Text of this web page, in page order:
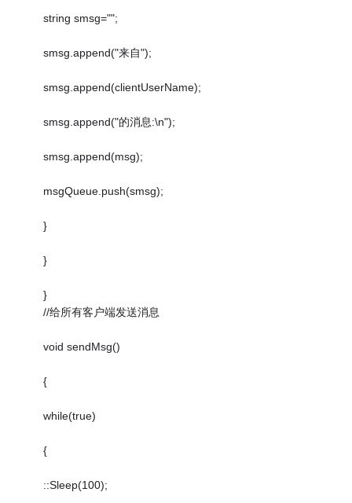
string smsg="";
smsg.append("来自");
smsg.append(clientUserName);
smsg.append("的消息:\n");
smsg.append(msg);
msgQueue.push(smsg);
}
}
}
//给所有客户端发送消息
void sendMsg()
{
while(true)
{
::Sleep(100);